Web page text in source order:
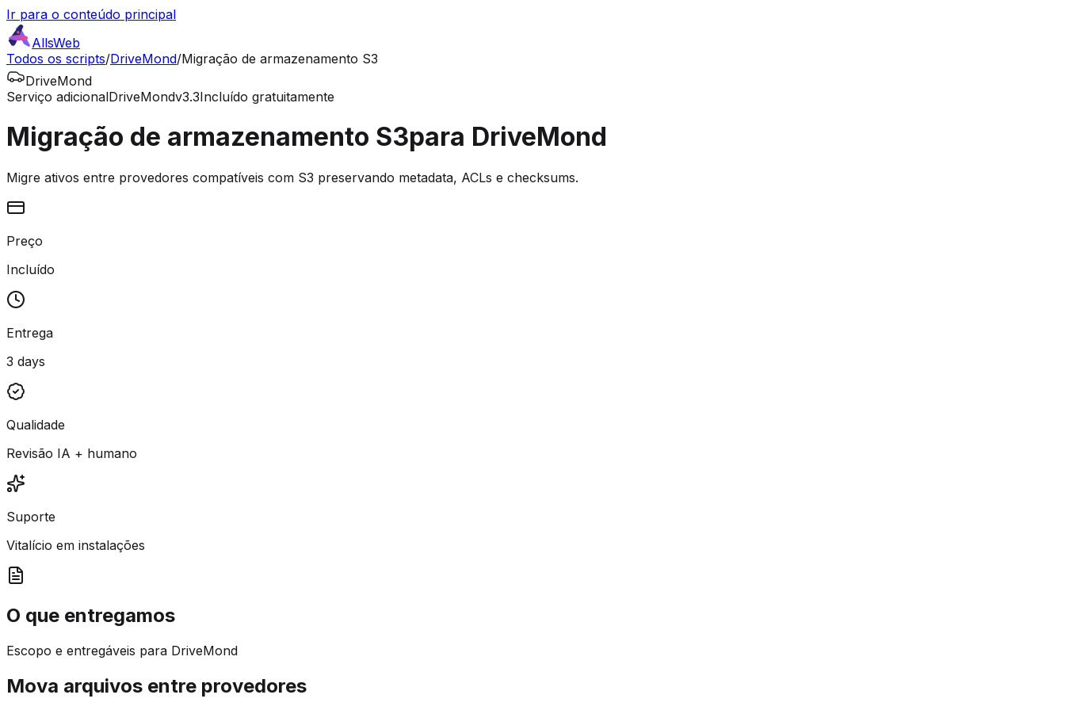
Ir para o conteúdo principal
AllsWeb
Todos os scripts/DriveMond/Migração de armazenamento S3
DriveMond
Serviço adicionalDriveMondv3.3Incluído gratuitamente
Migração de armazenamento S3para DriveMond
Migre ativos entre provedores compatíveis com S3 preservando metadata, ACLs e checksums.
Preço
Incluído
Entrega
3 days
Qualidade
Revisão IA + humano
Suporte
Vitalício em instalações
O que entregamos
Escopo e entregáveis para DriveMond
Mova arquivos entre provedores